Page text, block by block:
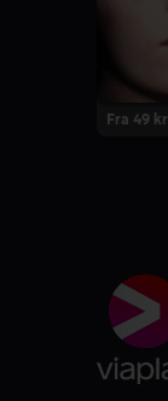
Fra 49 kr